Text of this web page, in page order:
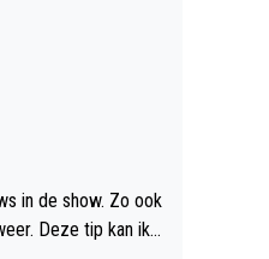
in de show. Zo ook
Deze tip kan ik